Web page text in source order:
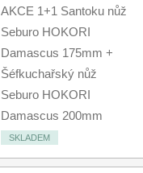
AKCE 1+1 Santoku nůž
Seburo HOKORI
Damascus 175mm +
Šéfkuchařský nůž
Seburo HOKORI
Damascus 200mm
SKLADEM